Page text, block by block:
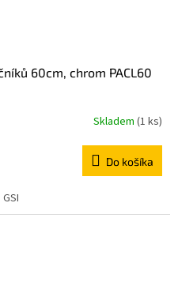
60cm, chrom PACL60
Skladem (1 ks)
Do košíka